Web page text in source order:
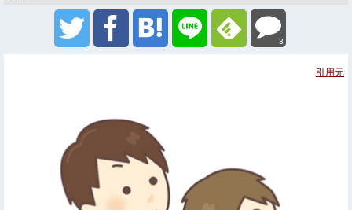
3
引用元